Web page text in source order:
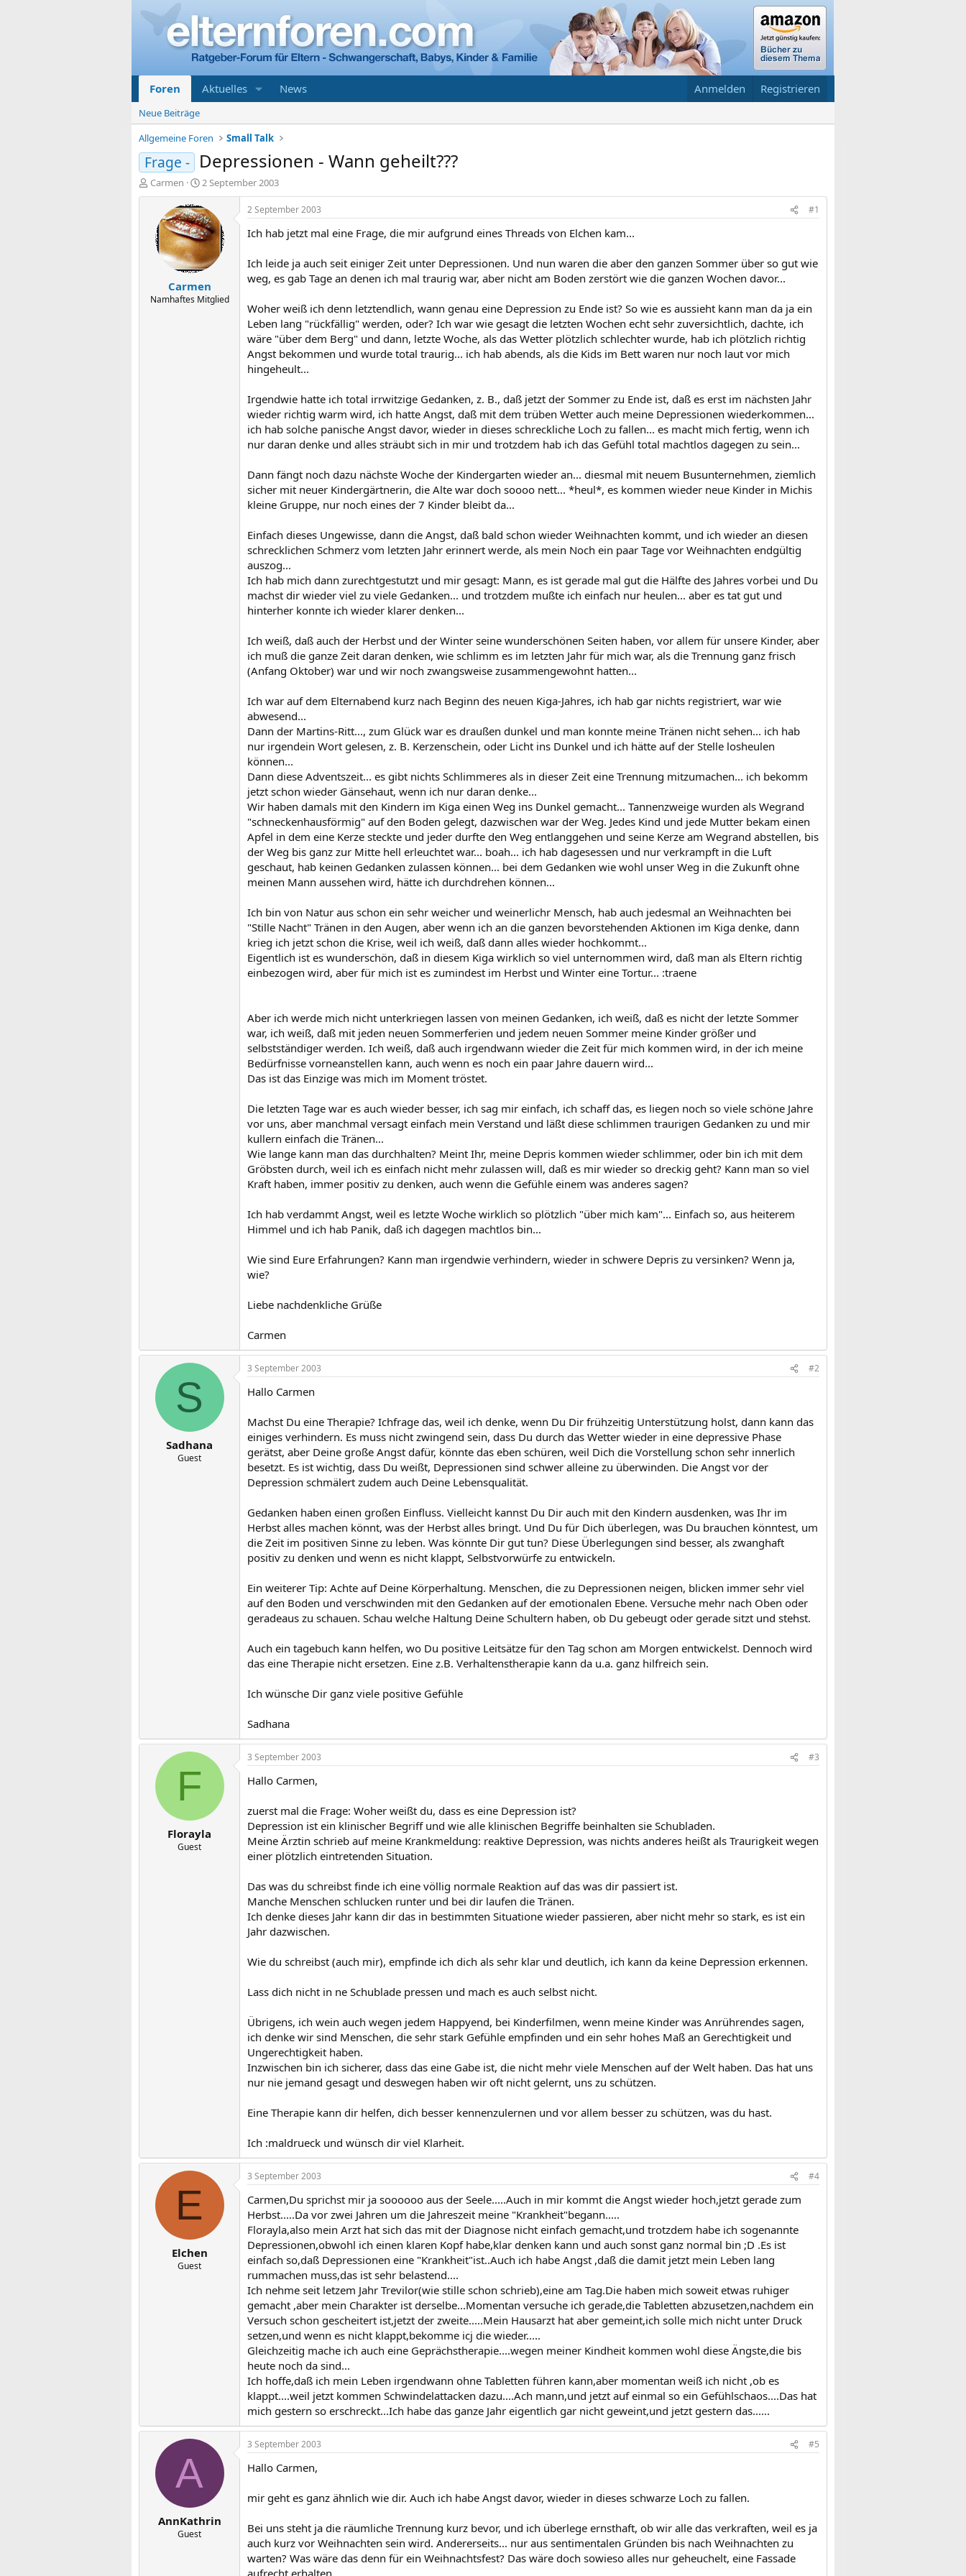
Foren Aktuelles News Anmelden Registrieren
Neue Beiträge
Allgemeine Foren
Small Talk
Frage - Depressionen - Wann geheilt???
E
r
Carmen
E
r
s
t
e
l
l
t
a
m
2 September 2003
Carmen
Namhaftes Mitglied
2 September 2003 #1
Ich hab jetzt mal eine Frage, die mir aufgrund eines Threads von Elchen kam...
Ich leide ja auch seit einiger Zeit unter Depressionen. Und nun waren die aber den ganzen Sommer über so gut wie
weg, es gab Tage an denen ich mal traurig war, aber nicht am Boden zerstört wie die ganzen Wochen davor...
Woher weiß ich denn letztendlich, wann genau eine Depression zu Ende ist? So wie es aussieht kann man da ja ein
Leben lang "rückfällig" werden, oder? Ich war wie gesagt die letzten Wochen echt sehr zuversichtlich, dachte, ich
wäre "über dem Berg" und dann, letzte Woche, als das Wetter plötzlich schlechter wurde, hab ich plötzlich richtig
Angst bekommen und wurde total traurig... ich hab abends, als die Kids im Bett waren nur noch laut vor mich
hingeheult...
Irgendwie hatte ich total irrwitzige Gedanken, z. B., daß jetzt der Sommer zu Ende ist, daß es erst im nächsten Jahr
wieder richtig warm wird, ich hatte Angst, daß mit dem trüben Wetter auch meine Depressionen wiederkommen...
ich hab solche panische Angst davor, wieder in dieses schreckliche Loch zu fallen... es macht mich fertig, wenn ich
nur daran denke und alles sträubt sich in mir und trotzdem hab ich das Gefühl total machtlos dagegen zu sein...
Dann fängt noch dazu nächste Woche der Kindergarten wieder an... diesmal mit neuem Busunternehmen, ziemlich
sicher mit neuer Kindergärtnerin, die Alte war doch soooo nett... *heul*, es kommen wieder neue Kinder in Michis
kleine Gruppe, nur noch eines der 7 Kinder bleibt da...
Einfach dieses Ungewisse, dann die Angst, daß bald schon wieder Weihnachten kommt, und ich wieder an diesen
schrecklichen Schmerz vom letzten Jahr erinnert werde, als mein Noch ein paar Tage vor Weihnachten endgültig
auszog...
Ich hab mich dann zurechtgestutzt und mir gesagt: Mann, es ist gerade mal gut die Hälfte des Jahres vorbei und Du
machst dir wieder viel zu viele Gedanken... und trotzdem mußte ich einfach nur heulen... aber es tat gut und
hinterher konnte ich wieder klarer denken...
Ich weiß, daß auch der Herbst und der Winter seine wunderschönen Seiten haben, vor allem für unsere Kinder, aber
ich muß die ganze Zeit daran denken, wie schlimm es im letzten Jahr für mich war, als die Trennung ganz frisch
(Anfang Oktober) war und wir noch zwangsweise zusammengewohnt hatten...
Ich war auf dem Elternabend kurz nach Beginn des neuen Kiga-Jahres, ich hab gar nichts registriert, war wie
abwesend...
Dann der Martins-Ritt..., zum Glück war es draußen dunkel und man konnte meine Tränen nicht sehen... ich hab
nur irgendein Wort gelesen, z. B. Kerzenschein, oder Licht ins Dunkel und ich hätte auf der Stelle losheulen
können...
Dann diese Adventszeit... es gibt nichts Schlimmeres als in dieser Zeit eine Trennung mitzumachen... ich bekomm
jetzt schon wieder Gänsehaut, wenn ich nur daran denke...
Wir haben damals mit den Kindern im Kiga einen Weg ins Dunkel gemacht... Tannenzweige wurden als Wegrand
"schneckenhausförmig" auf den Boden gelegt, dazwischen war der Weg. Jedes Kind und jede Mutter bekam einen
Apfel in dem eine Kerze steckte und jeder durfte den Weg entlanggehen und seine Kerze am Wegrand abstellen, bis
der Weg bis ganz zur Mitte hell erleuchtet war... boah... ich hab dagesessen und nur verkrampft in die Luft
geschaut, hab keinen Gedanken zulassen können... bei dem Gedanken wie wohl unser Weg in die Zukunft ohne
meinen Mann aussehen wird, hätte ich durchdrehen können...
Ich bin von Natur aus schon ein sehr weicher und weinerlichr Mensch, hab auch jedesmal an Weihnachten bei
"Stille Nacht" Tränen in den Augen, aber wenn ich an die ganzen bevorstehenden Aktionen im Kiga denke, dann
krieg ich jetzt schon die Krise, weil ich weiß, daß dann alles wieder hochkommt...
Eigentlich ist es wunderschön, daß in diesem Kiga wirklich so viel unternommen wird, daß man als Eltern richtig
einbezogen wird, aber für mich ist es zumindest im Herbst und Winter eine Tortur... :traene
Aber ich werde mich nicht unterkriegen lassen von meinen Gedanken, ich weiß, daß es nicht der letzte Sommer
war, ich weiß, daß mit jeden neuen Sommerferien und jedem neuen Sommer meine Kinder größer und
selbstständiger werden. Ich weiß, daß auch irgendwann wieder die Zeit für mich kommen wird, in der ich meine
Bedürfnisse vorneanstellen kann, auch wenn es noch ein paar Jahre dauern wird...
Das ist das Einzige was mich im Moment tröstet.
Die letzten Tage war es auch wieder besser, ich sag mir einfach, ich schaff das, es liegen noch so viele schöne Jahre
vor uns, aber manchmal versagt einfach mein Verstand und läßt diese schlimmen traurigen Gedanken zu und mir
kullern einfach die Tränen...
Wie lange kann man das durchhalten? Meint Ihr, meine Depris kommen wieder schlimmer, oder bin ich mit dem
Gröbsten durch, weil ich es einfach nicht mehr zulassen will, daß es mir wieder so dreckig geht? Kann man so viel
Kraft haben, immer positiv zu denken, auch wenn die Gefühle einem was anderes sagen?
Ich hab verdammt Angst, weil es letzte Woche wirklich so plötzlich "über mich kam"... Einfach so, aus heiterem
Himmel und ich hab Panik, daß ich dagegen machtlos bin...
Wie sind Eure Erfahrungen? Kann man irgendwie verhindern, wieder in schwere Depris zu versinken? Wenn ja,
wie?
Liebe nachdenkliche Grüße
Carmen
S
Sadhana
Guest
3 September 2003 #2
Hallo Carmen
Machst Du eine Therapie? Ichfrage das, weil ich denke, wenn Du Dir frühzeitig Unterstützung holst, dann kann das
einiges verhindern. Es muss nicht zwingend sein, dass Du durch das Wetter wieder in eine depressive Phase
gerätst, aber Deine große Angst dafür, könnte das eben schüren, weil Dich die Vorstellung schon sehr innerlich
besetzt. Es ist wichtig, dass Du weißt, Depressionen sind schwer alleine zu überwinden. Die Angst vor der
Depression schmälert zudem auch Deine Lebensqualität.
Gedanken haben einen großen Einfluss. Vielleicht kannst Du Dir auch mit den Kindern ausdenken, was Ihr im
Herbst alles machen könnt, was der Herbst alles bringt. Und Du für Dich überlegen, was Du brauchen könntest, um
die Zeit im positiven Sinne zu leben. Was könnte Dir gut tun? Diese Überlegungen sind besser, als zwanghaft
positiv zu denken und wenn es nicht klappt, Selbstvorwürfe zu entwickeln.
Ein weiterer Tip: Achte auf Deine Körperhaltung. Menschen, die zu Depressionen neigen, blicken immer sehr viel
auf den Boden und verschwinden mit den Gedanken auf der emotionalen Ebene. Versuche mehr nach Oben oder
geradeaus zu schauen. Schau welche Haltung Deine Schultern haben, ob Du gebeugt oder gerade sitzt und stehst.
Auch ein tagebuch kann helfen, wo Du positive Leitsätze für den Tag schon am Morgen entwickelst. Dennoch wird
das eine Therapie nicht ersetzen. Eine z.B. Verhaltenstherapie kann da u.a. ganz hilfreich sein.
Ich wünsche Dir ganz viele positive Gefühle
Sadhana
F
Florayla
Guest
3 September 2003 #3
Hallo Carmen,
zuerst mal die Frage: Woher weißt du, dass es eine Depression ist?
Depression ist ein klinischer Begriff und wie alle klinischen Begriffe beinhalten sie Schubladen.
Meine Ärztin schrieb auf meine Krankmeldung: reaktive Depression, was nichts anderes heißt als Traurigkeit wegen
einer plötzlich eintretenden Situation.
Das was du schreibst finde ich eine völlig normale Reaktion auf das was dir passiert ist.
Manche Menschen schlucken runter und bei dir laufen die Tränen.
Ich denke dieses Jahr kann dir das in bestimmten Situatione wieder passieren, aber nicht mehr so stark, es ist ein
Jahr dazwischen.
Wie du schreibst (auch mir), empfinde ich dich als sehr klar und deutlich, ich kann da keine Depression erkennen.
Lass dich nicht in ne Schublade pressen und mach es auch selbst nicht.
Übrigens, ich wein auch wegen jedem Happyend, bei Kinderfilmen, wenn meine Kinder was Anrührendes sagen,
ich denke wir sind Menschen, die sehr stark Gefühle empfinden und ein sehr hohes Maß an Gerechtigkeit und
Ungerechtigkeit haben.
Inzwischen bin ich sicherer, dass das eine Gabe ist, die nicht mehr viele Menschen auf der Welt haben. Das hat uns
nur nie jemand gesagt und deswegen haben wir oft nicht gelernt, uns zu schützen.
Eine Therapie kann dir helfen, dich besser kennenzulernen und vor allem besser zu schützen, was du hast.
Ich :maldrueck und wünsch dir viel Klarheit.
E
Elchen
Guest
3 September 2003 #4
Carmen,Du sprichst mir ja soooooo aus der Seele.....Auch in mir kommt die Angst wieder hoch,jetzt gerade zum
Herbst.....Da vor zwei Jahren um die Jahreszeit meine "Krankheit"begann.....
Florayla,also mein Arzt hat sich das mit der Diagnose nicht einfach gemacht,und trotzdem habe ich sogenannte
Depressionen,obwohl ich einen klaren Kopf habe,klar denken kann und auch sonst ganz normal bin ;D .Es ist
einfach so,daß Depressionen eine "Krankheit"ist..Auch ich habe Angst ,daß die damit jetzt mein Leben lang
rummachen muss,das ist sehr belastend....
Ich nehme seit letzem Jahr Trevilor(wie stille schon schrieb),eine am Tag.Die haben mich soweit etwas ruhiger
gemacht ,aber mein Charakter ist derselbe...Momentan versuche ich gerade,die Tabletten abzusetzen,nachdem ein
Versuch schon gescheitert ist,jetzt der zweite.....Mein Hausarzt hat aber gemeint,ich solle mich nicht unter Druck
setzen,und wenn es nicht klappt,bekomme icj die wieder.....
Gleichzeitig mache ich auch eine Geprächstherapie....wegen meiner Kindheit kommen wohl diese Ängste,die bis
heute noch da sind...
Ich hoffe,daß ich mein Leben irgendwann ohne Tabletten führen kann,aber momentan weiß ich nicht ,ob es
klappt....weil jetzt kommen Schwindelattacken dazu....Ach mann,und jetzt auf einmal so ein Gefühlschaos....Das hat
mich gestern so erschreckt...Ich habe das ganze Jahr eigentlich gar nicht geweint,und jetzt gestern das......
A
AnnKathrin
Guest
3 September 2003 #5
Hallo Carmen,
mir geht es ganz ähnlich wie dir. Auch ich habe Angst davor, wieder in dieses schwarze Loch zu fallen.
Bei uns steht ja die räumliche Trennung kurz bevor, und ich überlege ernsthaft, ob wir alle das verkraften, weil es ja
auch kurz vor Weihnachten sein wird. Andererseits... nur aus sentimentalen Gründen bis nach Weihnachten zu
warten? Was wäre das denn für ein Weihnachtsfest? Das wäre doch sowieso alles nur geheuchelt, eine Fassade
aufrecht erhalten.